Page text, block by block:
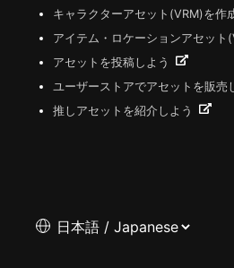
キャラクターアセット(VRM)を作
アイテム・ロケーションアセット
アセットを投稿しよう
ユーザーストアでアセットを販売
推しアセットを紹介しよう